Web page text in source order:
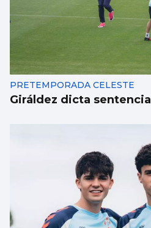
PRETEMPORADA CELESTE
Giráldez dicta sentencia